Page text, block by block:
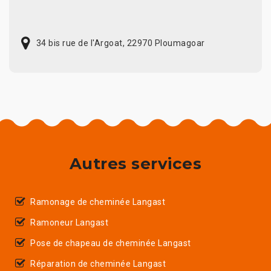
34 bis rue de l'Argoat, 22970 Ploumagoar
Autres services
Ramonage de cheminée Langast
Ramoneur Langast
Pose de chapeau de cheminée Langast
Réparation de cheminée Langast